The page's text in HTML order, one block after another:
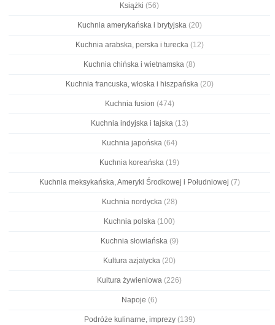
Książki (56)
Kuchnia amerykańska i brytyjska(20)
Kuchnia arabska, perska i turecka(12)
Kuchnia chińska i wietnamska (8)
Kuchnia francuska, włoska i hiszpańska(20)
Kuchnia fusion (474)
Kuchnia indyjska i tajska(13)
Kuchnia japońska(64)
Kuchnia koreańska (19)
Kuchnia meksykańska, Ameryki Środkowej i Południowej (7)
Kuchnia nordycka(28)
Kuchnia polska (100)
Kuchnia słowiańska(9)
Kultura azjatycka (20)
Kultura żywieniowa (226)
Napoje (6)
Podróże kulinarne, imprezy(139)